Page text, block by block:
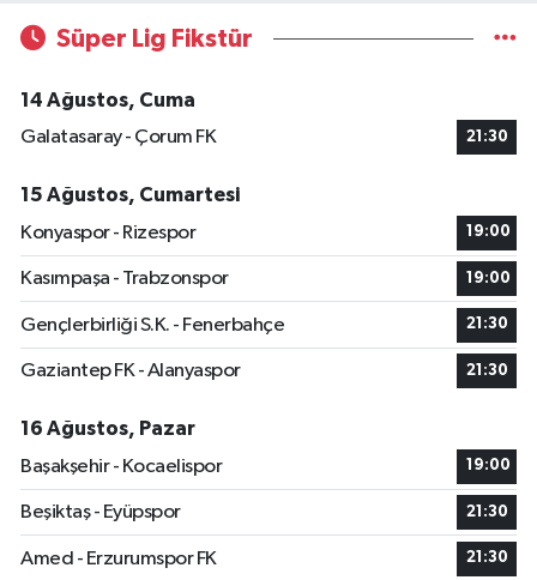
Süper Lig Fikstür
14 Ağustos, Cuma
Galatasaray - Çorum FK
21:30
15 Ağustos, Cumartesi
Konyaspor - Rizespor
19:00
Kasımpaşa - Trabzonspor 19:00
Gençlerbirliği S.K. - Fenerbahçe 21:30
Gaziantep FK - Alanyaspor 21:30
16 Ağustos, Pazar
Başakşehir - Kocaelispor
19:00
Beşiktaş - Eyüpspor 21:30
Amed - Erzurumspor FK 21:30